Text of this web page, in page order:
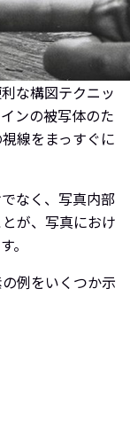
な構図テクニッ
ンの被写体のた
線をまっすぐに
なく、写真内部
が、写真におけ
。
例をいくつか示